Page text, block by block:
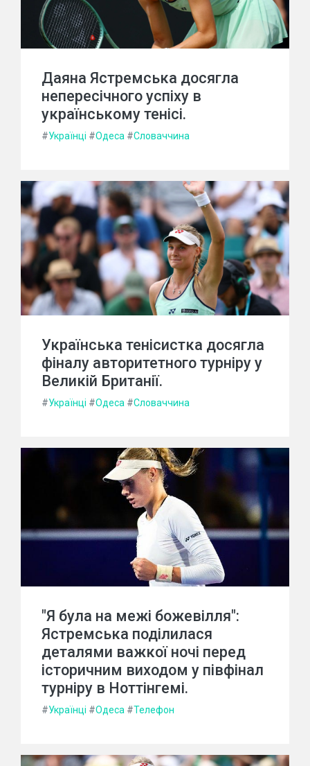
Даяна Ястремська досягла
непересічного успіху в
українському тенісі.
#Українці #Одеса #Словаччина
Українська тенісистка досягла
фіналу авторитетного турніру у
Великій Британії.
#Українці #Одеса #Словаччина
"Я була на межі божевілля":
Ястремська поділилася
деталями важкої ночі перед
історичним виходом у півфінал
турніру в Ноттінгемі.
#Українці #Одеса #Телефон